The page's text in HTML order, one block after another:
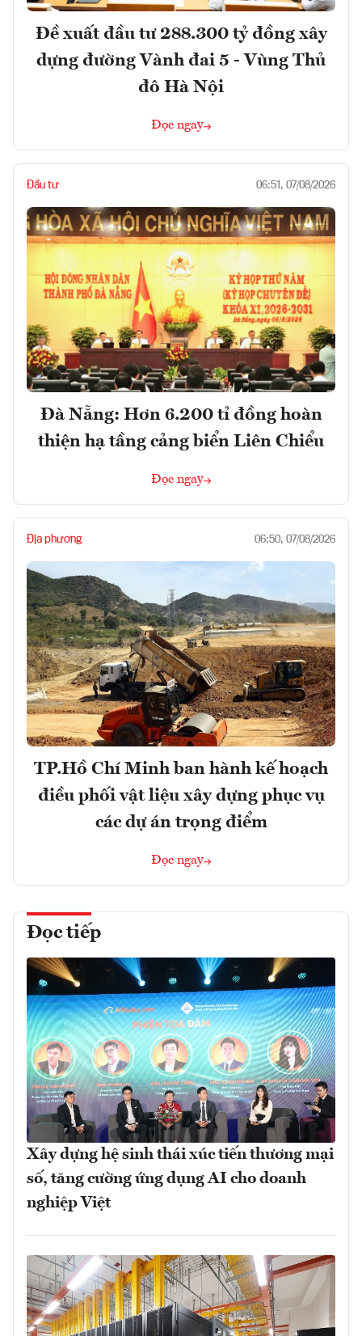
Đề xuất đầu tư 288.300 tỷ đồng xây
dựng đường Vành đai 5 - Vùng Thủ
đô Hà Nội
Đọc ngay
Đầu tư 06:51, 07/08/2026
Đà Nẵng: Hơn 6.200 tỉ đồng hoàn
thiện hạ tầng cảng biển Liên Chiểu
Đọc ngay
Địa phương 06:50, 07/08/2026
TP.Hồ Chí Minh ban hành kế hoạch
điều phối vật liệu xây dựng phục vụ
các dự án trọng điểm
Đọc ngay
Đọc tiếp
Xây dựng hệ sinh thái xúc tiến thương mại
số, tăng cường ứng dụng AI cho doanh
nghiệp Việt